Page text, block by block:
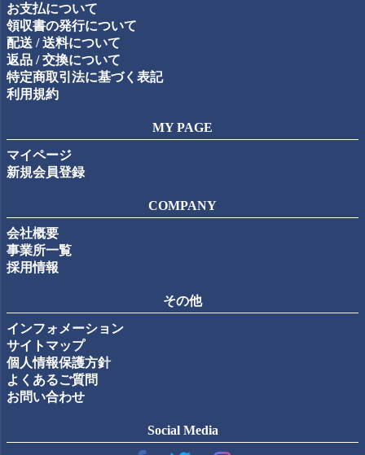
お支払について
領収書の発行について
配送 / 送料について
返品 / 交換について
特定商取引法に基づく表記
利用規約
MY PAGE
マイページ
新規会員登録
COMPANY
会社概要
事業所一覧
採用情報
その他
インフォメーション
サイトマップ
個人情報保護方針
よくあるご質問
お問い合わせ
Social Media